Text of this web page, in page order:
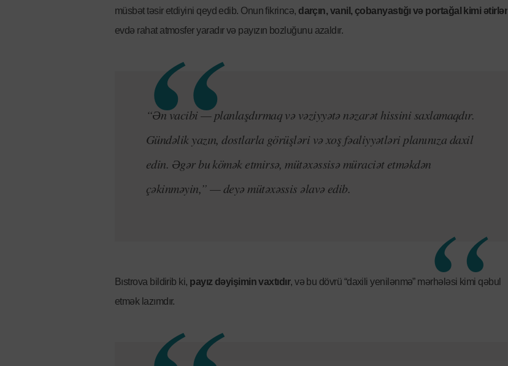
müsbət təsir etdiyini qeyd edib. Onun fikrincə, darçın, vanil, çobanyastığı və portağal kimi ətirlər
evdə rahat atmosfer yaradır və payızın bozluğunu azaldır.
“Ən vacibi — planlaşdırmaq və vəziyyətə nəzarət hissini saxlamaqdır.
Gündəlik yazın, dostlarla görüşləri və xoş fəaliyyətləri planınıza daxil
edin. Əgər bu kömək etmirsə, mütəxəssisə müraciət etməkdən
çəkinməyin,”— deyə mütəxəssis əlavə edib.
Bıstrova bildirib ki, payız dəyişimin vaxtıdır, və bu dövrü “daxili yenilənmə” mərhələsi kimi qəbul
etmək lazımdır.